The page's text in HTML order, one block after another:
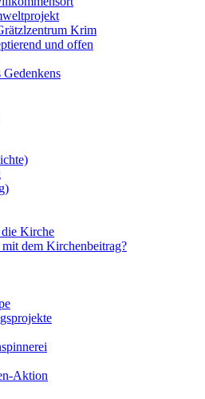
Krim
und offen
Gedenkens
Kirche
dem Kirchenbeitrag?
Aktion